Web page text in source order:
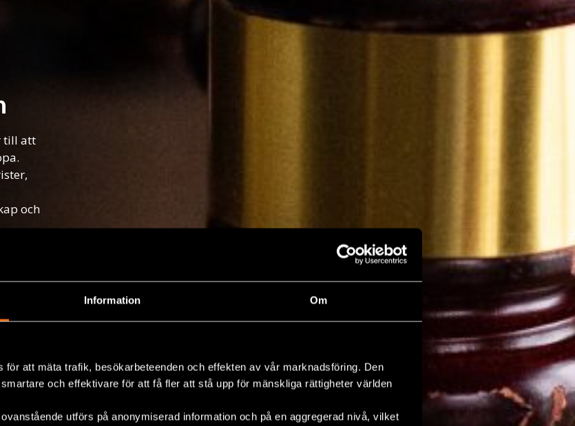
Information Om
att mäta trafik, besökarbeteenden och effekten av vår marknadsföring. Den
och effektivare för att få fler att stå upp för mänskliga rättigheter världen
utförs på anonymiserad information och på en aggregerad nivå, vilket
till att
och